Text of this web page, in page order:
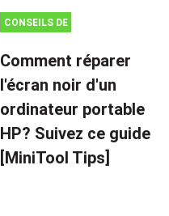
CONSEILS DE
Comment réparer
l'écran noir d'un
ordinateur portable
HP? Suivez ce guide
[MiniTool Tips]